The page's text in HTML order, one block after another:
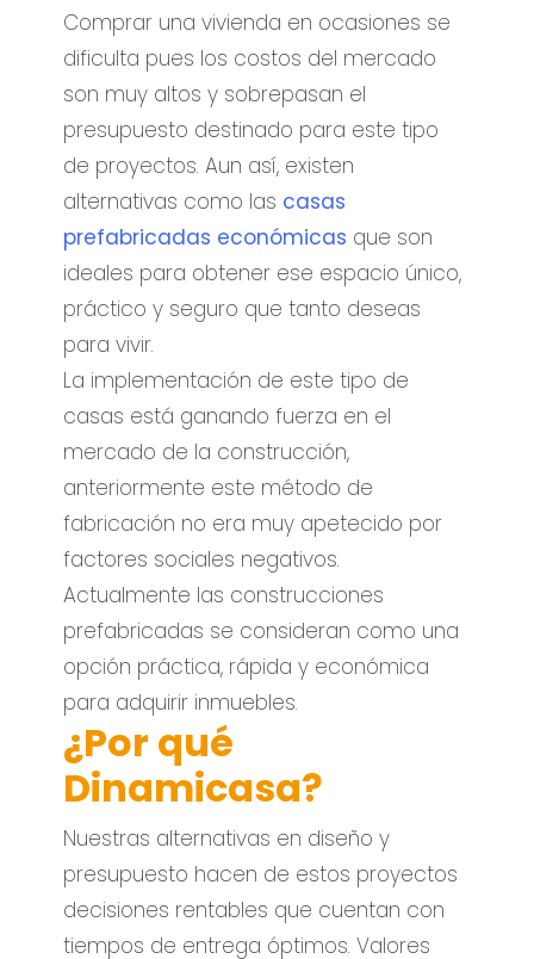
Comprar una vivienda en ocasiones se
dificulta pues los costos del mercado
son muy altos y sobrepasan el
presupuesto destinado para este tipo
de proyectos. Aun así, existen
alternativas como las casas
prefabricadas económicas que son
ideales para obtener ese espacio único,
práctico y seguro que tanto deseas
para vivir.
La implementación de este tipo de
casas está ganando fuerza en el
mercado de la construcción,
anteriormente este método de
fabricación no era muy apetecido por
factores sociales negativos.
Actualmente las construcciones
prefabricadas se consideran como una
opción práctica, rápida y económica
para adquirir inmuebles.
¿Por qué
Dinamicasa?
Nuestras alternativas en diseño y
presupuesto hacen de estos proyectos
decisiones rentables que cuentan con
tiempos de entrega óptimos. Valores